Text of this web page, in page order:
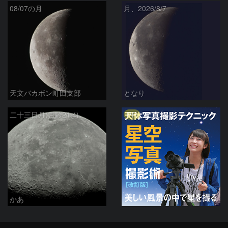
08/07の月
天文バカボン町田支部
月、2026/8/7
となり
二十三日月(月齢21.4)
かあ
PR